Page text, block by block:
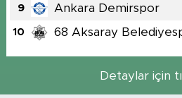
9 Ankara Demirspor
10 68 Aksaray
Detaylar için